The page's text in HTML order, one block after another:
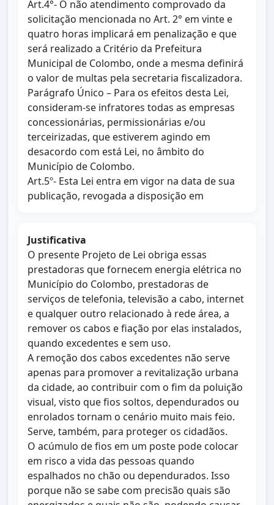
Art.4°- O não atendimento comprovado da
solicitação mencionada no Art. 2° em vinte e
quatro horas implicará em penalização e que
será realizado a Critério da Prefeitura
Municipal de Colombo, onde a mesma definirá
o valor de multas pela secretaria fiscalizadora.
Parágrafo Único – Para os efeitos desta Lei,
consideram-se infratores todas as empresas
concessionárias, permissionárias e/ou
terceirizadas, que estiverem agindo em
desacordo com está Lei, no âmbito do
Município de Colombo.
Art.5º- Esta Lei entra em vigor na data de sua
publicação, revogada a disposição em
Justificativa
O presente Projeto de Lei obriga essas
prestadoras que fornecem energia elétrica no
Município do Colombo, prestadoras de
serviços de telefonia, televisão a cabo, internet
e qualquer outro relacionado à rede área, a
remover os cabos e fiação por elas instalados,
quando excedentes e sem uso.
A remoção dos cabos excedentes não serve
apenas para promover a revitalização urbana
da cidade, ao contribuir com o fim da poluição
visual, visto que fios soltos, dependurados ou
enrolados tornam o cenário muito mais feio.
Serve, também, para proteger os cidadãos.
O acúmulo de fios em um poste pode colocar
em risco a vida das pessoas quando
espalhados no chão ou dependurados. Isso
porque não se sabe com precisão quais são